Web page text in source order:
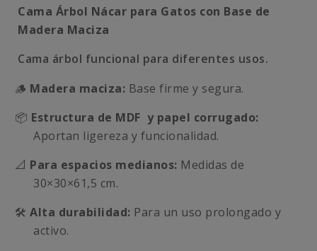
Cama Árbol Nácar para Gatos con Base de
Madera Maciza
Cama árbol funcional para diferentes usos.
🪵 Madera maciza: Base firme y segura.
📦 Estructura de MDF y papel corrugado:
Aportan ligereza y funcionalidad.
📐 Para espacios medianos: Medidas de
30×30×61,5 cm.
🛠️ Alta durabilidad: Para un uso prolongado y
activo.